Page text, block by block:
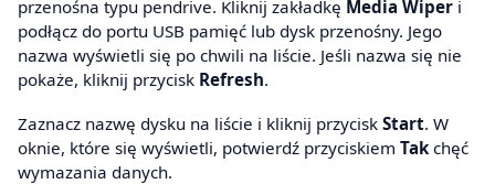
przenośna typu pendrive. Kliknij zakładkę Media Wiper i
podłącz do portu USB pamięć lub dysk przenośny. Jego
nazwa wyświetli się po chwili na liście. Jeśli nazwa się nie
pokaże, kliknij przycisk Refresh.
Zaznacz nazwę dysku na liście i kliknij przycisk Start. W
oknie, które się wyświetli, potwierdź przyciskiem Tak chęć
wymazania danych.